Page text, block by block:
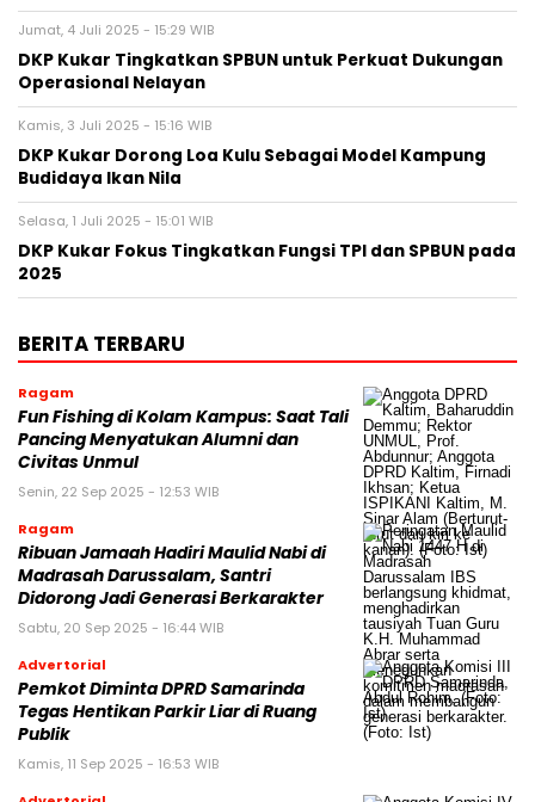
Jumat, 4 Juli 2025 - 15:29 WIB
DKP Kukar Tingkatkan SPBUN untuk Perkuat Dukungan
Operasional Nelayan
Kamis, 3 Juli 2025 - 15:16 WIB
DKP Kukar Dorong Loa Kulu Sebagai Model Kampung
Budidaya Ikan Nila
Selasa, 1 Juli 2025 - 15:01 WIB
DKP Kukar Fokus Tingkatkan Fungsi TPI dan SPBUN pada
2025
BERITA TERBARU
Ragam
Fun Fishing di Kolam Kampus: Saat Tali
Pancing Menyatukan Alumni dan
Civitas Unmul
Senin, 22 Sep 2025 - 12:53 WIB
Ragam
Ribuan Jamaah Hadiri Maulid Nabi di
Madrasah Darussalam, Santri
Didorong Jadi Generasi Berkarakter
Sabtu, 20 Sep 2025 - 16:44 WIB
Advertorial
Pemkot Diminta DPRD Samarinda
Tegas Hentikan Parkir Liar di Ruang
Publik
Kamis, 11 Sep 2025 - 16:53 WIB